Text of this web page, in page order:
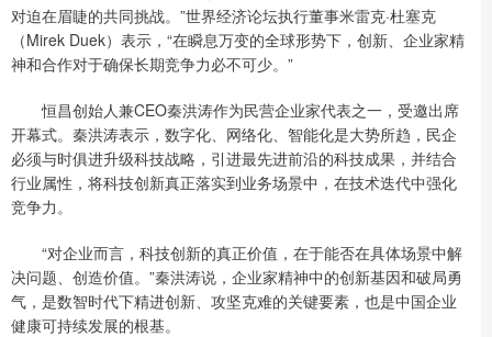
对迫在眉睫的共同挑战。”世界经济论坛执行董事米雷克·杜塞克
（Mirek Duek）表示，“在瞬息万变的全球形势下，创新、企业家精
神和合作对于确保长期竞争力必不可少。”
恒昌创始人兼CEO秦洪涛作为民营企业家代表之一，受邀出席
开幕式。秦洪涛表示，数字化、网络化、智能化是大势所趋，民企
必须与时俱进升级科技战略，引进最先进前沿的科技成果，并结合
行业属性，将科技创新真正落实到业务场景中，在技术迭代中强化
竞争力。
“对企业而言，科技创新的真正价值，在于能否在具体场景中解
决问题、创造价值。”秦洪涛说，企业家精神中的创新基因和破局勇
气，是数智时代下精进创新、攻坚克难的关键要素，也是中国企业
健康可持续发展的根基。